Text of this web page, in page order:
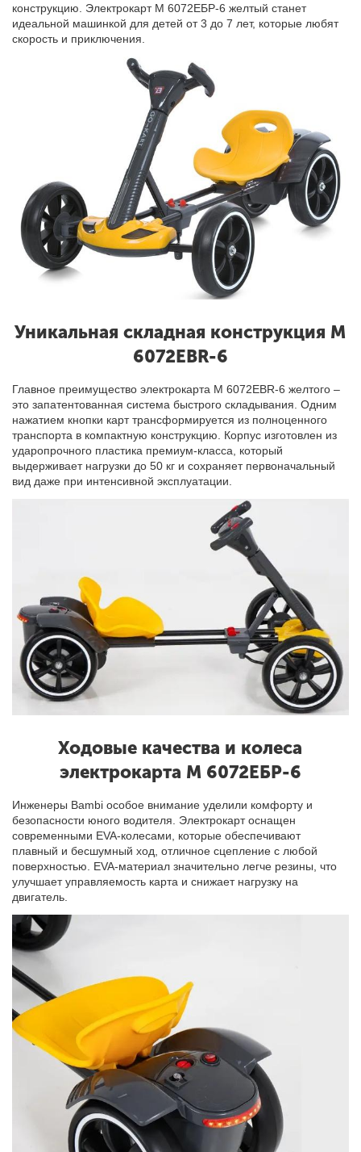
конструкцию. Электрокарт М 6072ЕБР-6 желтый станет
идеальной машинкой для детей от 3 до 7 лет, которые любят
скорость и приключения.
Уникальная складная конструкция M
6072EBR-6
Главное преимущество электрокарта M 6072EBR-6 желтого –
это запатентованная система быстрого складывания. Одним
нажатием кнопки карт трансформируется из полноценного
транспорта в компактную конструкцию. Корпус изготовлен из
ударопрочного пластика премиум-класса, который
выдерживает нагрузки до 50 кг и сохраняет первоначальный
вид даже при интенсивной эксплуатации.
Ходовые качества и колеса
электрокарта М 6072ЕБР-6
Инженеры Bambi особое внимание уделили комфорту и
безопасности юного водителя. Электрокарт оснащен
современными EVA-колесами, которые обеспечивают
плавный и бесшумный ход, отличное сцепление с любой
поверхностью. EVA-материал значительно легче резины, что
улучшает управляемость карта и снижает нагрузку на
двигатель.